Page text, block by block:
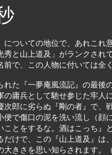
についての地位で、あれこれ
秀と山上道及」がランクされ
で、この人物に付いては全
れた『一夢庵風流記』の最後
庸兵として馳せ参じた牢人
郎に劣らぬ『剛の者』で、
で傷口の泥を洗い流し（顔
とをするな。酒はこっち』
けで、この『山上道及』は
大きさを思い知らされます。